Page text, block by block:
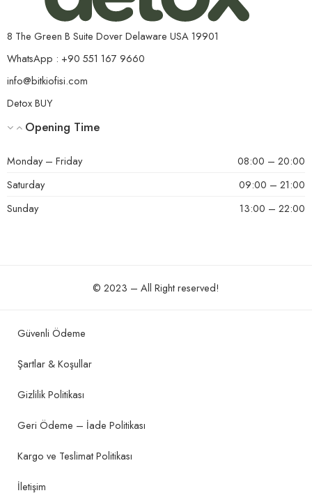
8 The Green B Suite Dover Delaware USA 19901
WhatsApp : +90 551 167 9660
info@bitkiofisi.com
Detox BUY
Opening Time
Monday – Friday
08:00 – 20:00
Saturday
09:00 – 21:00
Sunday
13:00 – 22:00
© 2023 – All Right reserved!
Güvenli Ödeme
Şartlar & Koşullar
Gizlilik Politikası
Geri Ödeme – İade Politikası
Kargo ve Teslimat Politikası
İletişim